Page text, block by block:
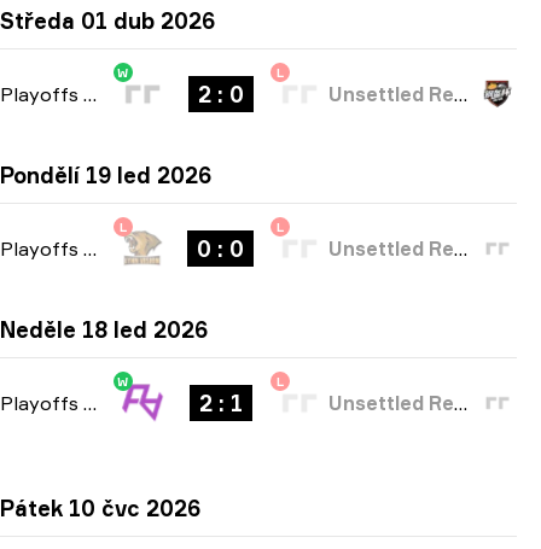
Středa 01 dub 2026
Playoffs bo3
W
2 : 0
L
Unsettled Resentment
Pondělí 19 led 2026
Playoffs bo3
L
0 : 0
L
Unsettled Resentment
Neděle 18 led 2026
Playoffs bo3
W
2 : 1
L
Unsettled Resentment
Pátek 10 čvc 2026